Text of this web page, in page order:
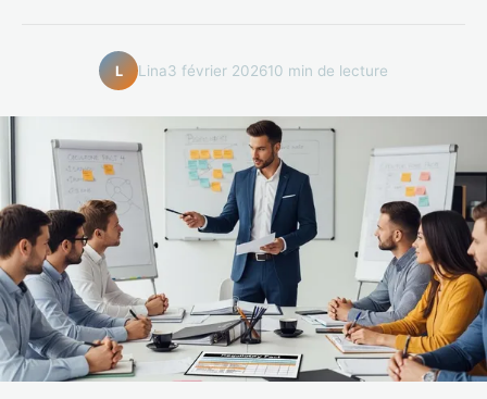
L Lina3 février 202610 min de lecture